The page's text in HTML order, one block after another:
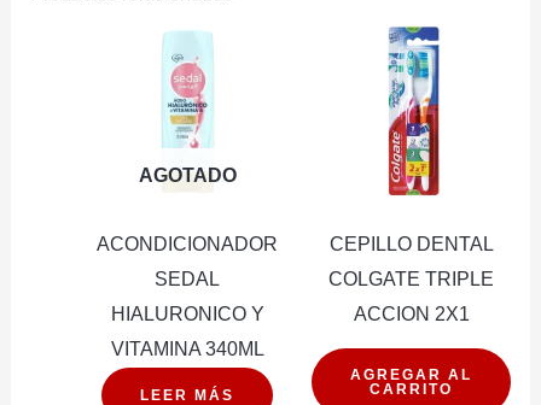
AGOTADO
ACONDICIONADOR
SEDAL
HIALURONICO Y
VITAMINA 340ML
LEER MÁS
CEPILLO DENTAL
COLGATE TRIPLE
ACCION 2X1
CEPILLO
DENTAL
AGREGAR AL
CARRITO